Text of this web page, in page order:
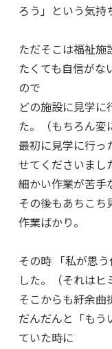
ろう」という気持
ただそこは福祉施
たくても自信がな
ので
どの施設に見学に
た。（もちろん変
最初に見学に行っ
せてくださいまし
細かい作業が苦手
その後もあちこち
作業ばかり。
その時 「私が思
した。（それはヒ
そこからも紆余曲
だんだんと「もう
ていた時に